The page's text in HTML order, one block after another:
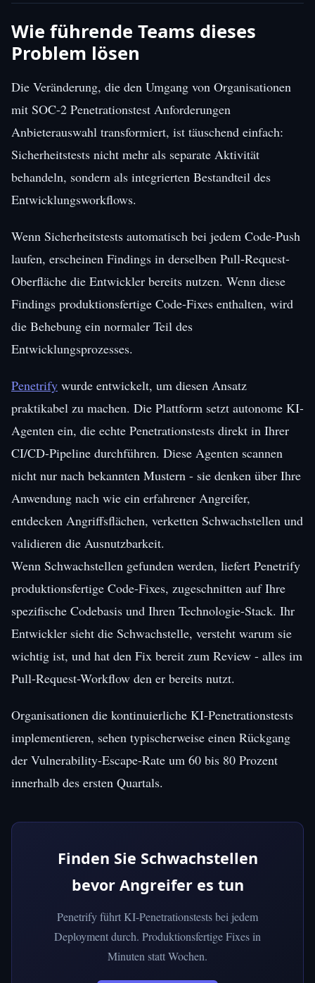
Wie führende Teams dieses
Problem lösen
Die Veränderung, die den Umgang von Organisationen
mit SOC-2 Penetrationstest Anforderungen
Anbieterauswahl transformiert, ist täuschend einfach:
Sicherheitstests nicht mehr als separate Aktivität
behandeln, sondern als integrierten Bestandteil des
Entwicklungsworkflows.
Wenn Sicherheitstests automatisch bei jedem Code-Push
laufen, erscheinen Findings in derselben Pull-Request-
Oberfläche die Entwickler bereits nutzen. Wenn diese
Findings produktionsfertige Code-Fixes enthalten, wird
die Behebung ein normaler Teil des
Entwicklungsprozesses.
Penetrify wurde entwickelt, um diesen Ansatz
praktikabel zu machen. Die Plattform setzt autonome KI-
Agenten ein, die echte Penetrationstests direkt in Ihrer
CI/CD-Pipeline durchführen. Diese Agenten scannen
nicht nur nach bekannten Mustern - sie denken über Ihre
Anwendung nach wie ein erfahrener Angreifer,
entdecken Angriffsflächen, verketten Schwachstellen und
validieren die Ausnutzbarkeit.
Wenn Schwachstellen gefunden werden, liefert Penetrify
produktionsfertige Code-Fixes, zugeschnitten auf Ihre
spezifische Codebasis und Ihren Technologie-Stack. Ihr
Entwickler sieht die Schwachstelle, versteht warum sie
wichtig ist, und hat den Fix bereit zum Review - alles im
Pull-Request-Workflow den er bereits nutzt.
Organisationen die kontinuierliche KI-Penetrationstests
implementieren, sehen typischerweise einen Rückgang
der Vulnerability-Escape-Rate um 60 bis 80 Prozent
innerhalb des ersten Quartals.
Finden Sie Schwachstellen
bevor Angreifer es tun
Penetrify führt KI-Penetrationstests bei jedem
Deployment durch. Produktionsfertige Fixes in
Minuten statt Wochen.